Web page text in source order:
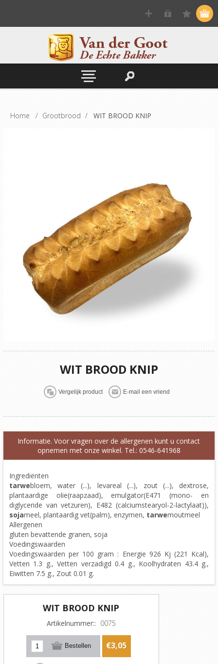
Home / Grootbrood / WIT BROOD KNIP
WIT BROOD KNIP
Informatie. Voor vragen over de allergenen kunt u contact
opnemen met onze winkel. Tel.: 0546-641968
Ingrediënten
tarwebloem, water (...), levareal (...), zout (...), dextrose,
plantaardige olie(raapzaad), emulgator(E471 (mono- en
diglyceride van vetzuren), E482 (calciumstearyol-2-lactylaat)),
sojameel, plantaardig vet(palm), enzymen, tarwemoutmeel
Allergenen
gluten bevattende granen, soja
Voedingswaarden
Voedingswaarden per 100 gram : Energie 926 Kj (221 Kcal),
Vetten 1.3 g., Vetten verzadigd 0.4 g., Koolhydraten 43.4 g.,
Eiwitten 7.5 g., Zout 0.01 g.
WIT BROOD KNIP
Artikelnummer:: 0075
€3,05